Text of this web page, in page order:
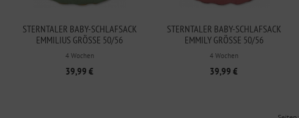
STERNTALER BABY-SCHLAFSACK
EMMILIUS GRÖSSE 50/56
4 Wochen
39,99 €
STERNTALER BABY-SCHLAFSACK
EMMILY GRÖSSE 50/56
4 Wochen
39,99 €